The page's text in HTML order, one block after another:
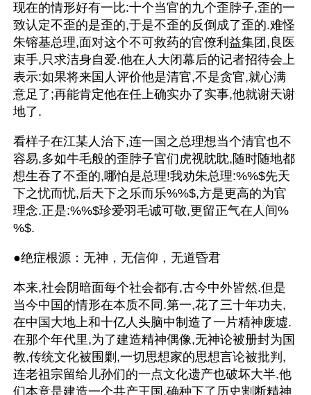
现在的情形好有一比:十个当官的九个歪脖子,歪的一
致认定不歪的是歪的,于是不歪的反倒成了歪的.难怪
朱镕基总理,面对这个不可救药的官僚利益集团,良医
束手,只求洁身自爱.他在人大闭幕后的记者招待会上
表示:如果将来国人评价他是清官,不是贪官,就心满
意足了;再能肯定他在任上确实办了实事,他就谢天谢
地了.
看样子在江某人治下,连一国之总理想当个清官也不
容易,多如牛毛般的歪脖子官们虎视眈眈,随时随地都
想生吞了不歪的,哪怕是总理!我劝朱总理:%%$先天
下之忧而忧,后天下之乐而乐%%$,方是更高的为官
理念.正是:%%$珍爱羽毛诚可敬,更留正气在人间%
%$.
●绝症根源：无神，无信仰，无道昏君
本来,社会阴暗面每个社会都有,古今中外皆然.但是
当今中国的情形在本质不同.第一,花了三十年功夫,
在中国大地上和十亿人头脑中制造了一片精神废墟.
在那个年代里,为了建造精神偶像,无神论被册封为国
教,传统文化被围剿,一切思想家的思想言论被批判,
连老祖宗留给儿孙们的一点文化遗产也破坏大半.他
们本意是建造一个共产王国,确种下了历史割断精神